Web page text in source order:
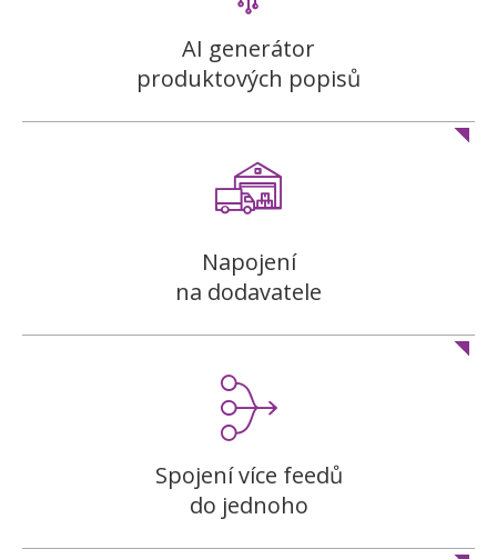
AI generátor
produktových popisů
Napojení
na dodavatele
Spojení více feedů
do jednoho